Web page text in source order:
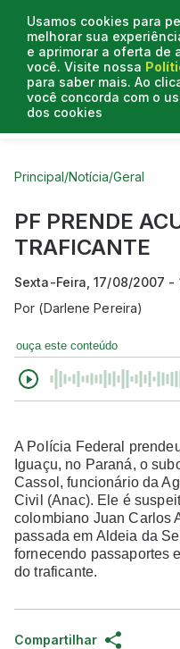
Usamos cookies para
melhorar sua
e aprimorar a oferta de
você. Visite nossa
para saber mais. Ao
você concorda com o
dos cookies
Curtas do Poder
Principal/Notícia/Geral
PF PRENDE
TRAFICANTE
Sexta-Feira, 17/08/2007 -
Por (Darlene Pereira)
ouça este conteúdo
A Polícia Federal
Iguaçu, no Paraná, o
Cassol, funcionário da
Civil (Anac). Ele é
colombiano Juan Carlos
passada em Aldeia da
fornecendo passaportes
do traficante.
Compartilhar